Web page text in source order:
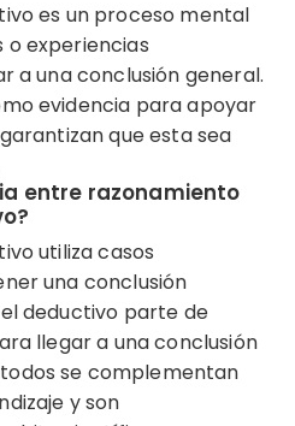
es un proceso mental
experiencias
a una conclusión general.
evidencia para apoyar
que esta sea
entre razonamiento
utiliza casos
una conclusión
deductivo parte de
llegar a una conclusión
se complementan
y son